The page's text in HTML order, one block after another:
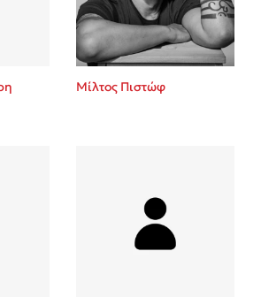
μέθοδος Αφήστε τους
Μίλτος Πιστώφ